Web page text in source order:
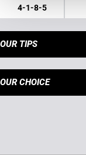
4-1-8-5
OUR TIPS
OUR CHOICE